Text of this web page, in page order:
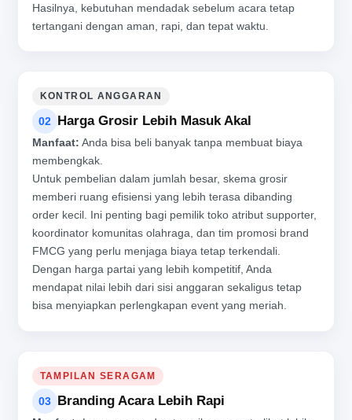
Hasilnya, kebutuhan mendadak sebelum acara tetap
tertangani dengan aman, rapi, dan tepat waktu.
KONTROL ANGGARAN
02 Harga Grosir Lebih Masuk Akal
Manfaat: Anda bisa beli banyak tanpa membuat biaya
membengkak.
Untuk pembelian dalam jumlah besar, skema grosir
memberi ruang efisiensi yang lebih terasa dibanding
order kecil. Ini penting bagi pemilik toko atribut supporter,
koordinator komunitas olahraga, dan tim promosi brand
FMCG yang perlu menjaga biaya tetap terkendali.
Dengan harga partai yang lebih kompetitif, Anda
mendapat nilai lebih dari sisi anggaran sekaligus tetap
bisa menyiapkan perlengkapan event yang meriah.
TAMPILAN SERAGAM
03 Branding Acara Lebih Rapi